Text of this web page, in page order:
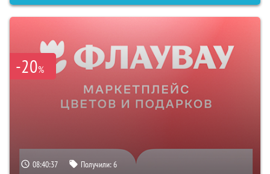
-20%
08:40:36 Получили:6